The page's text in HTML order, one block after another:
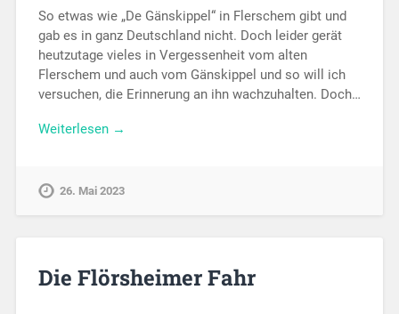
So etwas wie „De Gänskippel“ in Flerschem gibt und
gab es in ganz Deutschland nicht. Doch leider gerät
heutzutage vieles in Vergessenheit vom alten
Flerschem und auch vom Gänskippel und so will ich
versuchen, die Erinnerung an ihn wachzuhalten. Doch…
Weiterlesen →
26. Mai 2023
Die Flörsheimer Fahr